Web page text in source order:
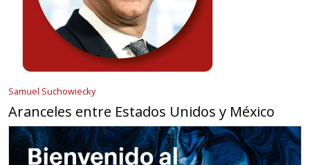
Samuel Suchowiecky
Aranceles entre Estados Unidos y México